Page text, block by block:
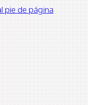
pie de página